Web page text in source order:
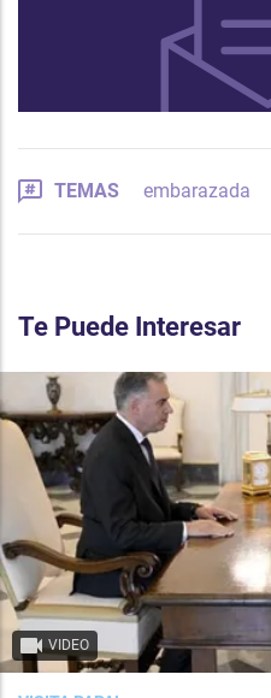
TEMAS embarazada
Te Puede Interesar
VIDEO